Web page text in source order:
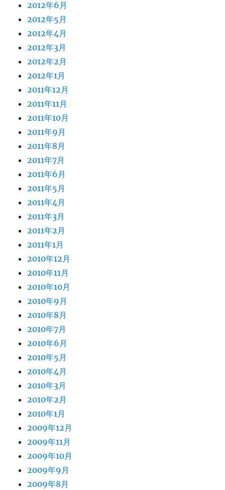
2012年6月
2012年5月
2012年4月
2012年3月
2012年2月
2012年1月
2011年12月
2011年11月
2011年10月
2011年9月
2011年8月
2011年7月
2011年6月
2011年5月
2011年4月
2011年3月
2011年2月
2011年1月
2010年12月
2010年11月
2010年10月
2010年9月
2010年8月
2010年7月
2010年6月
2010年5月
2010年4月
2010年3月
2010年2月
2010年1月
2009年12月
2009年11月
2009年10月
2009年9月
2009年8月